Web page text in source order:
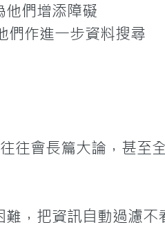
他們增添障礙
們作進一步資料搜尋
往會長篇大論，甚至
難，把資訊自動過濾不